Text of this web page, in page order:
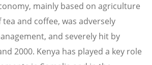
mainly based on agriculture
and coffee, was adversely
and severely hit by
2000. Kenya has played a key role